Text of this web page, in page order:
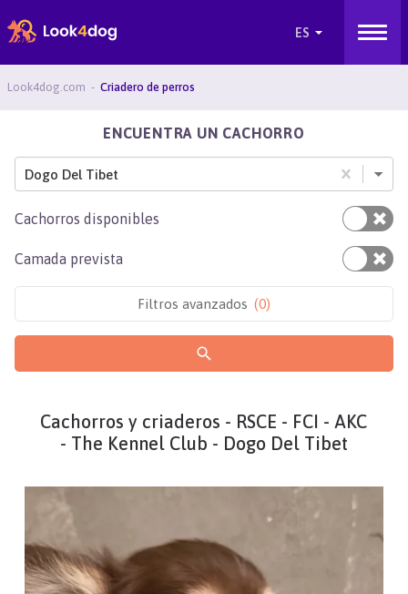
Look4dog.com Criadero de perros
ENCUENTRA UN CACHORRO
Dogo Del Tibet
Cachorros disponibles
Camada prevista
Filtros avanzados (0)
Cachorros y criaderos - RSCE - FCI - AKC
- The Kennel Club - Dogo Del Tibet